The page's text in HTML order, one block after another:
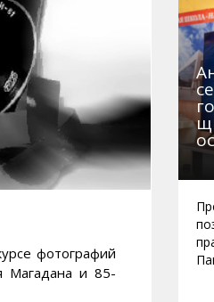
фотографий
Магадана и 85-